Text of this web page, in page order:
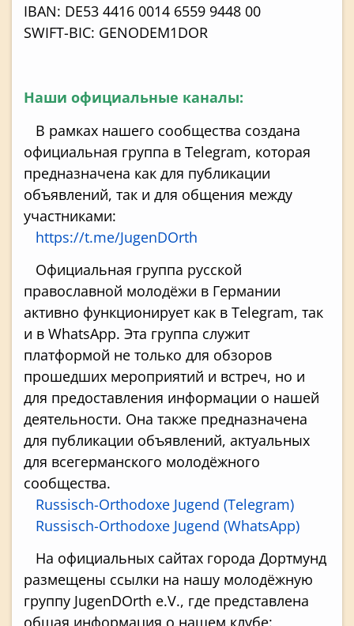
IBAN: DE53 4416 0014 6559 9448 00
SWIFT-BIC: GENODEM1DOR
Наши официальные каналы:
В рамках нашего сообщества создана
официальная группа в Telegram, которая
предназначена как для публикации
объявлений, так и для общения между
участниками:
https://t.me/JugenDOrth
Официальная группа русской
православной молодёжи в Германии
активно функционирует как в Telegram, так
и в WhatsApp. Эта группа служит
платформой не только для обзоров
прошедших мероприятий и встреч, но и
для предоставления информации о нашей
деятельности. Она также предназначена
для публикации объявлений, актуальных
для всегерманского молодёжного
сообщества.
Russisch-Orthodoxe Jugend (Telegram)
Russisch-Orthodoxe Jugend (WhatsApp)
На официальных сайтах города Дортмунд
размещены ссылки на нашу молодёжную
группу JugenDOrth e.V., где представлена